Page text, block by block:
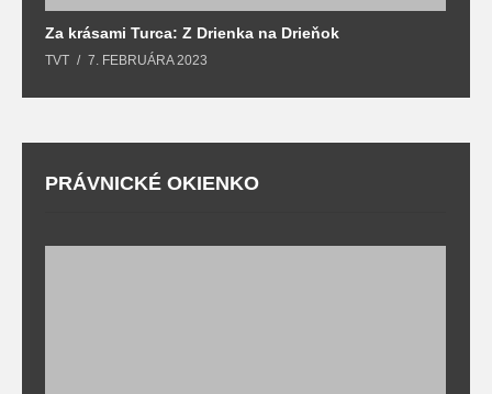
Za krásami Turca: Z Drienka na Drieňok
TVT 7. FEBRUÁRA 2023
PRÁVNICKÉ OKIENKO